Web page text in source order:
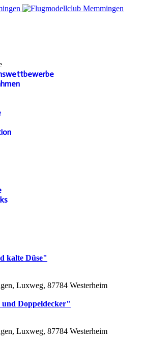
kalte Düse"
Luxweg, 87784 Westerheim
Doppeldecker"
Luxweg, 87784 Westerheim